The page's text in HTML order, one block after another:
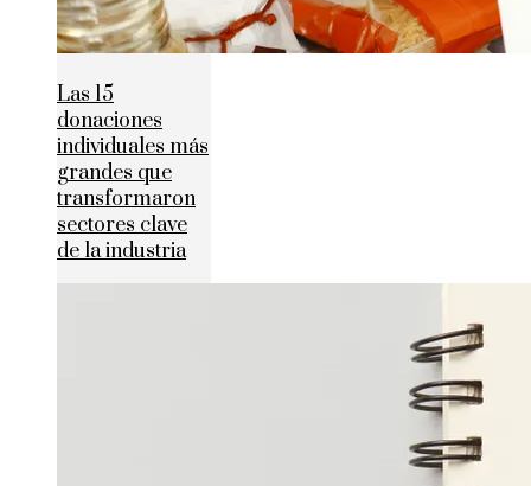
Las 15
donaciones
individuales más
grandes que
transformaron
sectores clave
de la industria